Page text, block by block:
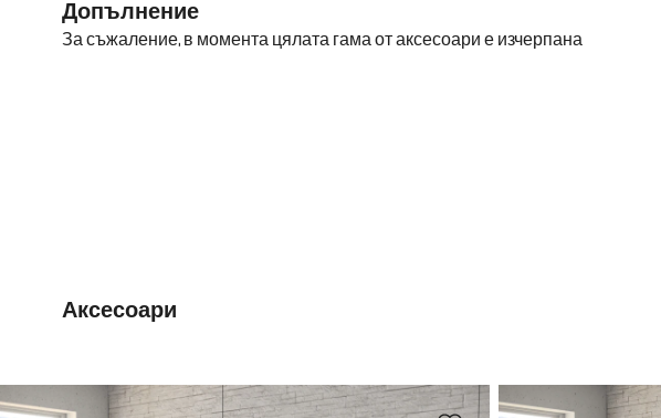
Допълнение
За съжаление, в момента цялата гама от аксесоари е изчерпана
Аксесоари